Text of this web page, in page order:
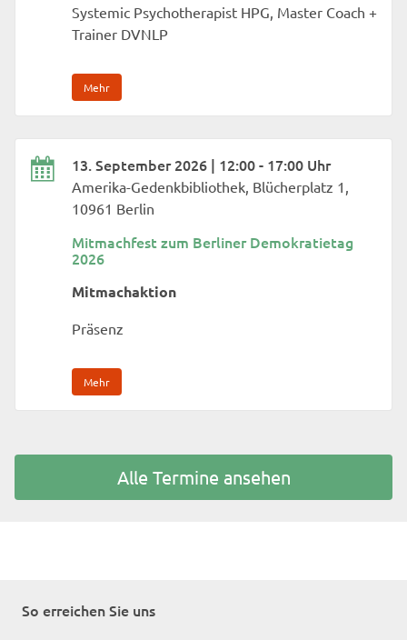
Systemic Psychotherapist HPG, Master Coach +
Trainer DVNLP
Mehr
13. September 2026 | 12:00 - 17:00 Uhr
Amerika-Gedenkbibliothek, Blücherplatz 1,
10961 Berlin
Mitmachfest zum Berliner Demokratietag
2026
Mitmachaktion
Präsenz
Mehr
Alle Termine ansehen
So erreichen Sie uns